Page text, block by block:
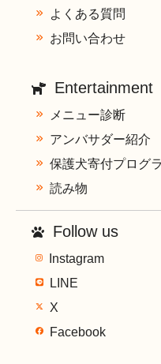
よくある質問
お問い合わせ
Entertainment
メニュー診断
アンバサダー紹介
保護犬寄付プログ
読み物
Follow us
Instagram
LINE
X
Facebook